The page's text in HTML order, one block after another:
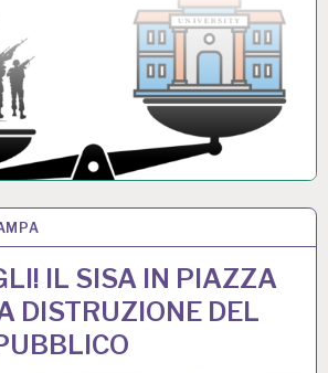
IL SISA IN PIAZZA
DISTRUZIONE DEL